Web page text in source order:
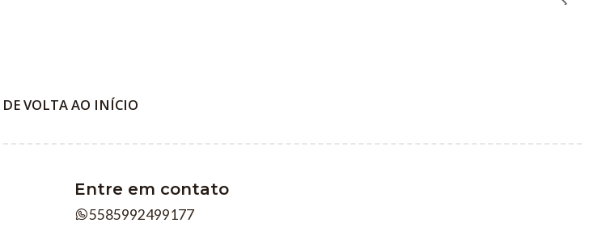
DE VOLTA AO INÍCIO
Entre em contato
5585992499177